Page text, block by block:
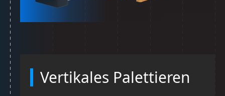
Vertikales Palettieren